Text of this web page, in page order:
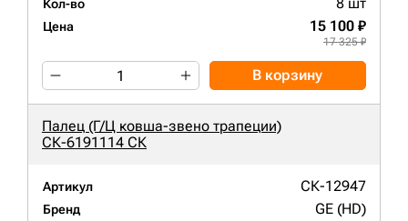
Кол-во
Цена 15 100 ₽
17 325 ₽
В корзину
Палец (Г/Ц ковша-звено трапеции)
СК-6191114 СК
Артикул СК-12947
Бренд GE (HD)